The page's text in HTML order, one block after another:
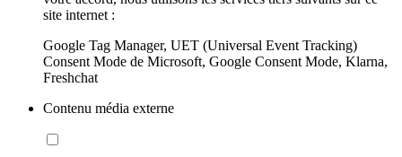
site internet :
Google Tag Manager, UET (Universal Event Tracking)
Consent Mode de Microsoft, Google Consent Mode, Klarna,
Freshchat
Contenu média externe